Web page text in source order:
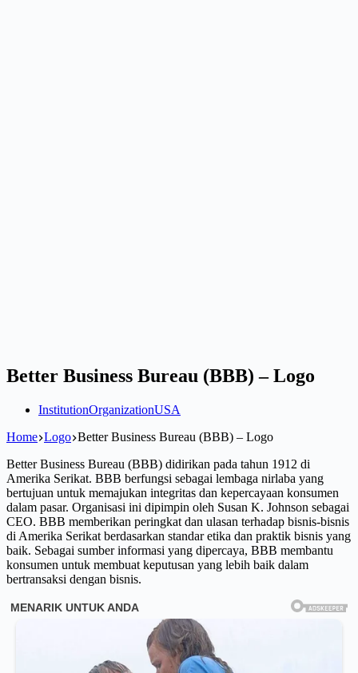
Better Business Bureau (BBB) – Logo
InstitutionOrganizationUSA
Home Logo Better Business Bureau (BBB) – Logo
Better Business Bureau (BBB) didirikan pada tahun 1912 di
Amerika Serikat. BBB berfungsi sebagai lembaga nirlaba yang
bertujuan untuk memajukan integritas dan kepercayaan konsumen
dalam pasar. Organisasi ini dipimpin oleh Susan K. Johnson sebagai
CEO. BBB memberikan peringkat dan ulasan terhadap bisnis-bisnis
di Amerika Serikat berdasarkan standar etika dan praktik bisnis yang
baik. Sebagai sumber informasi yang dipercaya, BBB membantu
konsumen untuk membuat keputusan yang lebih baik dalam
bertransaksi dengan bisnis.